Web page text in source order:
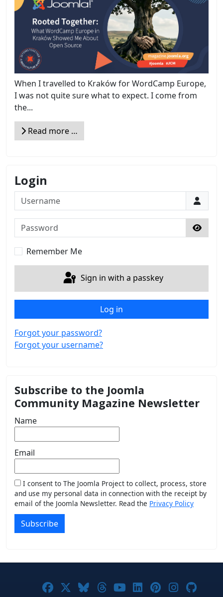
When I travelled to Kraków for WordCamp Europe,
I was not quite sure what to expect. I come from
the...
Read more …
Login
Username
Password
Show
Remember Me
Sign in with a passkey
Log in
Forgot your password?
Forgot your username?
Subscribe to the Joomla
Community Magazine Newsletter
Name
Email
I consent to The Joomla Project to collect, process, store
and use my personal data in connection with the receipt by
email of the Joomla Newsletter. Read the Privacy Policy
Subscribe
Joomla! on Facebook
Joomla! on X
Joomla! on Bluesky
Joomla! on Threads
Joomla! on
Joomla! on
Joomla! on
Joomla!